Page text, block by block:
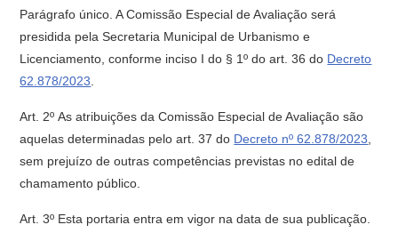
Parágrafo único. A Comissão Especial de Avaliação será
presidida pela Secretaria Municipal de Urbanismo e
Licenciamento, conforme inciso I do § 1º do art. 36 do Decreto
62.878/2023
Art. 2º As atribuições da Comissão Especial de Avaliação são
aquelas determinadas pelo art. 37 do Decreto nº 62.878/2023
sem prejuízo de outras competências previstas no edital de
chamamento público.
Art. 3º Esta portaria entra em vigor na data de sua publicação.